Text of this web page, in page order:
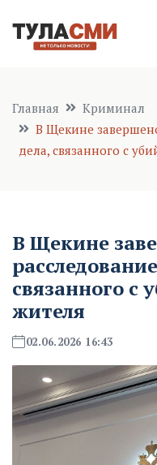
Главная
Криминал
В Щекине
дела, связанного с
В Щекине
связанного с
жителя
02.06.2026 16:43